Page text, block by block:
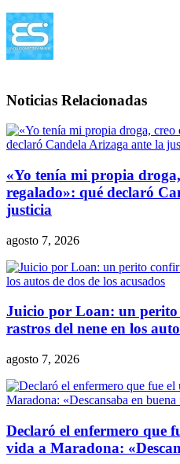
Noticias Relacionadas
«Yo tenía mi propia
regalado»: qué declaró
justicia
agosto 7, 2026
Juicio por Loan: un
rastros del nene en los
agosto 7, 2026
Declaró el enfermero que
vida a Maradona: